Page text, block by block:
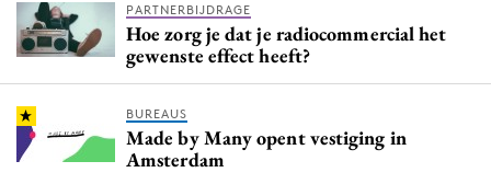
PARTNERBIJDRAGE
Hoe zorg je dat je radiocommercial het
gewenste effect heeft?
BUREAUS
Made by Many opent vestiging in
Amsterdam